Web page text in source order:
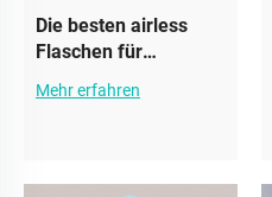
Die besten airless
Flaschen für
Hautpflegeprodukte
mit ätherischen Ölen
Mehr erfahren